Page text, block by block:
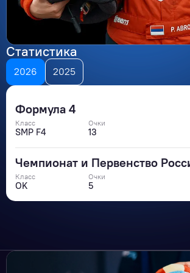
Статистика
2026 2025
Класс
SMP F4
Формула 4
Очки
13
Класс
OK
Чемпионат и Первенство
Очки
5